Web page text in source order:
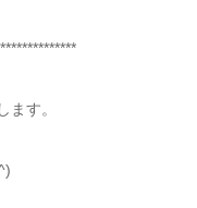
ます。